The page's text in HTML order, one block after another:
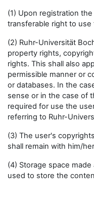
(1) Upon registration
transferable right to use
(2) Ruhr-Universität
property rights,
rights. This shall also
permissible manner or
or databases. In the
sense or in the case of
required for use the
referring to Ruhr-
(3) The user's
shall remain with him/
(4) Storage space
used to store the